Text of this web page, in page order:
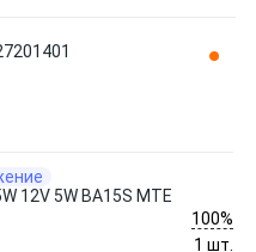
12V 5W BA15S MTE
100%
1 шт.